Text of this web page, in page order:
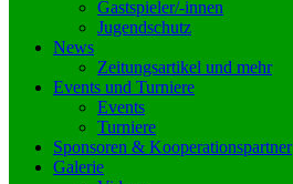
Gastspieler/-innen
Jugendschutz
News
Zeitungsartikel und mehr
Events und Turniere
Events
Turniere
Sponsoren & Kooperationspartner
Galerie